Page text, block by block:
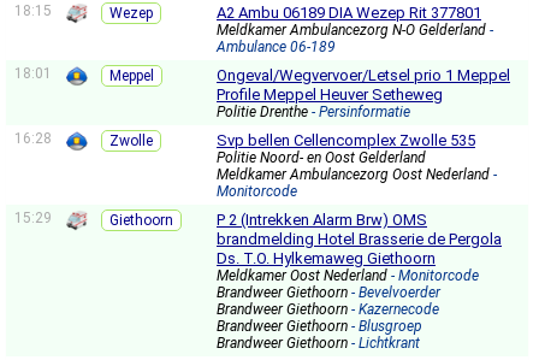
18:15
Wezep A2 Ambu 06189 DIA Wezep Rit 377801
Meldkamer Ambulancezorg N-O Gelderland -
Ambulance 06-189
18:01
Meppel
Ongeval/Wegvervoer/Letsel prio 1 Meppel
Profile Meppel Heuver Setheweg
Politie Drenthe - Persinformatie
16:28
Zwolle Svp bellen Cellencomplex Zwolle 535
Politie Noord- en Oost Gelderland
Meldkamer Ambulancezorg Oost Nederland -
Monitorcode
15:29
Giethoorn
P 2 (Intrekken Alarm Brw) OMS
brandmelding Hotel Brasserie de Pergola
Ds. T.O. Hylkemaweg Giethoorn
Meldkamer Oost Nederland - Monitorcode
Brandweer Giethoorn - Bevelvoerder
Brandweer Giethoorn - Kazernecode
Brandweer Giethoorn - Blusgroep
Brandweer Giethoorn - Lichtkrant